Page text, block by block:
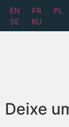
EN FR PL
SE
RU
Deixe